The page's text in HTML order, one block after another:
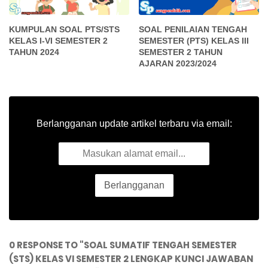
KUMPULAN SOAL PTS/STS
KELAS I-VI SEMESTER 2
TAHUN 2024
SOAL PENILAIAN TENGAH
SEMESTER (PTS) KELAS III
SEMESTER 2 TAHUN
AJARAN 2023/2024
Berlangganan update artikel terbaru via email:
0 RESPONSE TO "SOAL SUMATIF TENGAH SEMESTER
(STS) KELAS VI SEMESTER 2 LENGKAP KUNCI JAWABAN